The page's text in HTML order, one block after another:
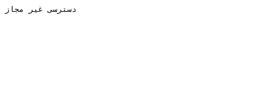
دسترسی غیر مجاز